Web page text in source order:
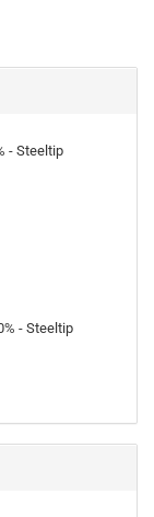
- Steeltip
- Steeltip